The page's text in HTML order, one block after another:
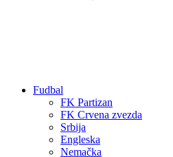
Fudbal
FK Partizan
FK Crvena zvezda
Srbija
Engleska
Nemačka